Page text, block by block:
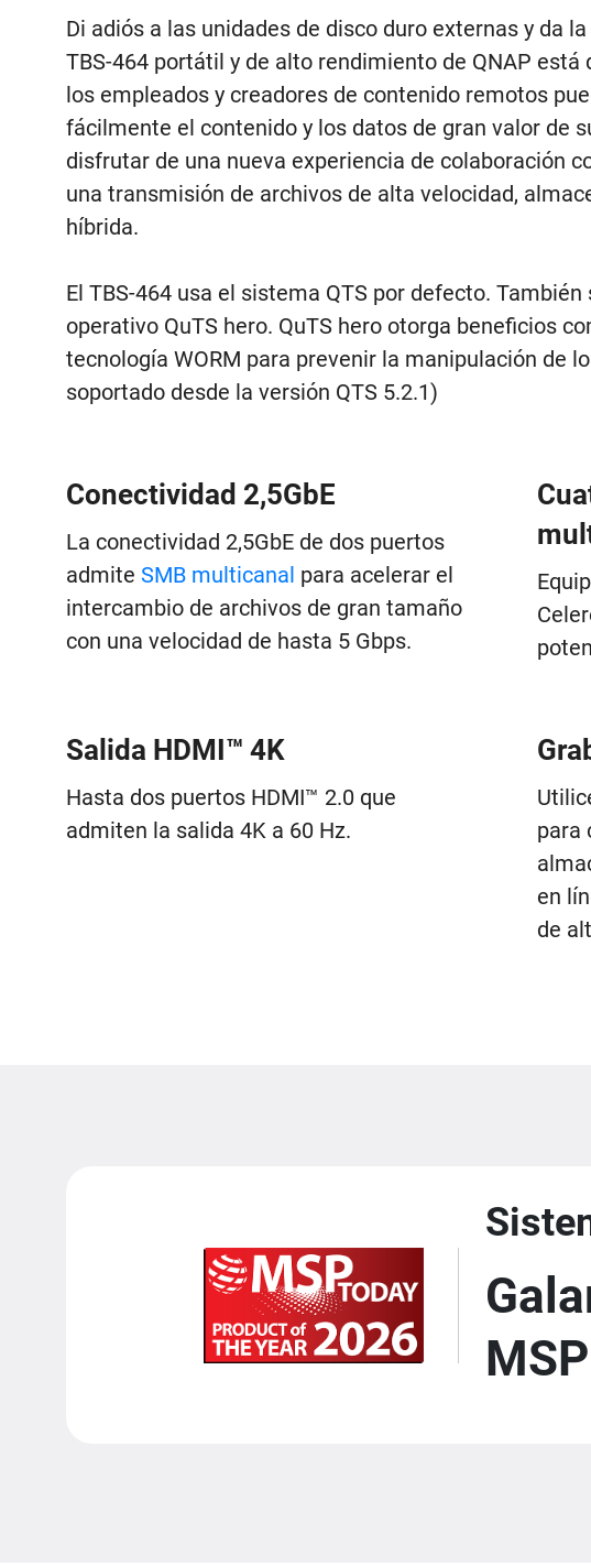
Di adiós a las unidades de disco duro externas y da
TBS-464 portátil y de alto rendimiento de QNAP
los empleados y creadores de contenido remotos
fácilmente el contenido y los datos de gran valor de
disfrutar de una nueva experiencia de colaboración
una transmisión de archivos de alta velocidad,
híbrida.
El TBS-464 usa el sistema QTS por defecto.
operativo QuTS hero. QuTS hero otorga beneficios
tecnología WORM para prevenir la manipulación de
soportado desde la versión QTS 5.2.1)
Conectividad 2,5GbE
La conectividad 2,5GbE de dos puertos
admite SMB multicanal para acelerar el
intercambio de archivos de gran tamaño
con una velocidad de hasta 5 Gbps.
Salida HDMI™ 4K
Hasta dos puertos HDMI™ 2.0 que
admiten la salida 4K a 60 Hz.
para
en
de